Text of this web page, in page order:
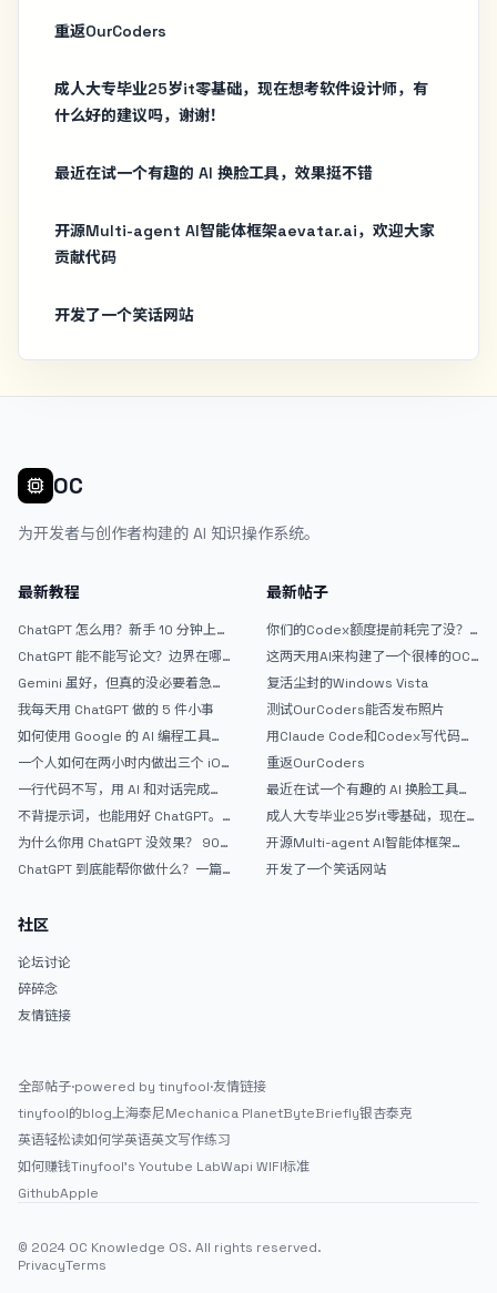
重返OurCoders
成人大专毕业25岁it零基础，现在想考软件设计师，有
什么好的建议吗，谢谢！
最近在试一个有趣的 AI 换脸工具，效果挺不错
开源Multi-agent AI智能体框架aevatar.ai，欢迎大家
贡献代码
开发了一个笑话网站
OC
为开发者与创作者构建的 AI 知识操作系统。
最新教程
ChatGPT 怎么用？新手 10 分钟上手
ChatGPT 能不能写论文？边界在哪
Gemini 虽好，但真的没必要着急放
弃 ChatGPT
我每天用 ChatGPT 做的 5 件小事
如何使用 Google 的 AI 编程工具
AntiGravity：独立开发者的新时代
武器
一个人如何在两小时内做出三个 iOS
APP？｜AntiGravity + Gemini 3 实
战完整记录
一行代码不写，用 AI 和对话完成一
个完整网站：《图书天堂》实战记录
不背提示词，也能用好 ChatGPT。
一个万能提问模板
为什么你用 ChatGPT 没效果？ 90%
的人第一步就问错了
ChatGPT 到底能帮你做什么？一篇
最新帖子
你们的Codex额度提前耗完了没？
戒断反应如何？
这两天用AI来构建了一个很棒的OC
论坛精华区
复活尘封的Windows Vista
测试OurCoders能否发布照片
用Claude Code和Codex写代码真
的爽，但是App怎么挣钱还是很难啊
重返OurCoders
最近在试一个有趣的 AI 换脸工具，
效果挺不错
成人大专毕业25岁it零基础，现在想
考软件设计师，有什么好的建议吗，
谢谢！
开源Multi-agent AI智能体框架
aevatar.ai，欢迎大家贡献代码
开发了一个笑话网站
社区
论坛讨论
碎碎念
友情链接
全部帖子·powered by tinyfool·友情链接
tinyfool的blog上海泰尼Mechanica PlanetByteBriefly银杏泰克
英语轻松读如何学英语英文写作练习
如何赚钱Tinyfool's Youtube LabWapi WIFI标准
GithubApple
© 2024 OC Knowledge OS. All rights reserved.
PrivacyTerms